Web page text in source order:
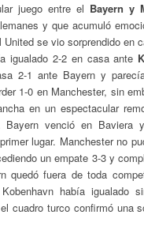
juego entre el Bayern y
y que acumuló
se vio sorprendido en
igualado 2-2 en casa ante
2-1 ante Bayern y
1-0 en Manchester, sin
en un espectacular
venció en Baviera
lugar. Manchester no
un empate 3-3 y
quedó fuera de toda
había igualado
cuadro turco confirmó una